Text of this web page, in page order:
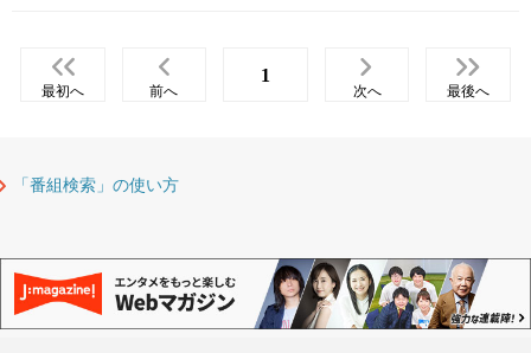
最初へ 前へ
1
次へ 最後へ
「番組検索」の使い方